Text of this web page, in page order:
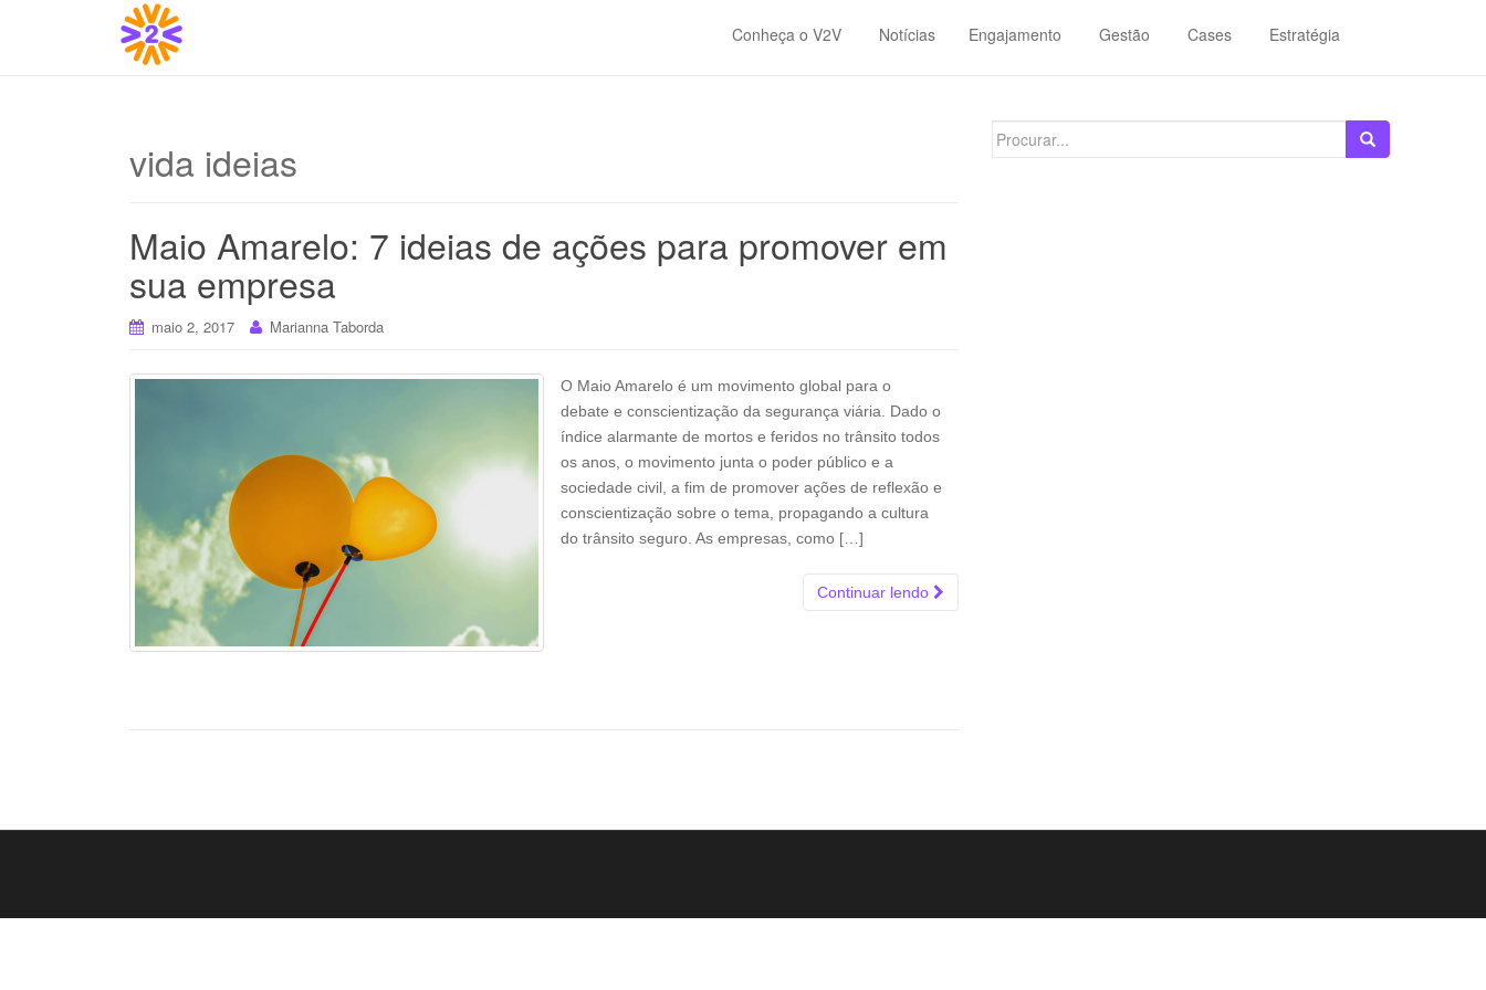
Conheça o V2V Notícias Engajamento Gestão Cases Estratégia
vida ideias
Maio Amarelo: 7 ideias de ações para promover em
sua empresa
maio 2, 2017 Marianna Taborda
O Maio Amarelo é um movimento global para o
debate e conscientização da segurança viária. Dado o
índice alarmante de mortos e feridos no trânsito todos
os anos, o movimento junta o poder público e a
sociedade civil, a fim de promover ações de reflexão e
conscientização sobre o tema, propagando a cultura
do trânsito seguro. As empresas, como […]
Continuar lendo
Search